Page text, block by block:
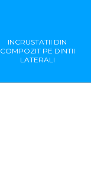
INCRUSTATII DIN
COMPOZIT PE DINTII
LATERALI